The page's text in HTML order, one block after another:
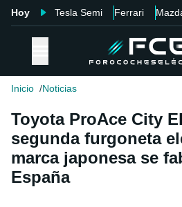
Hoy Tesla Semi Ferrari
Inicio Noticias
Toyota ProAce City
segunda furgoneta
marca japonesa se
España